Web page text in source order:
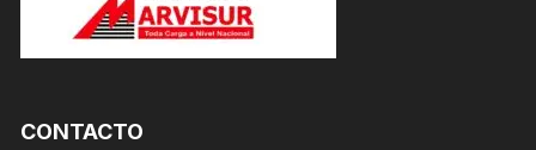
CONTACTO